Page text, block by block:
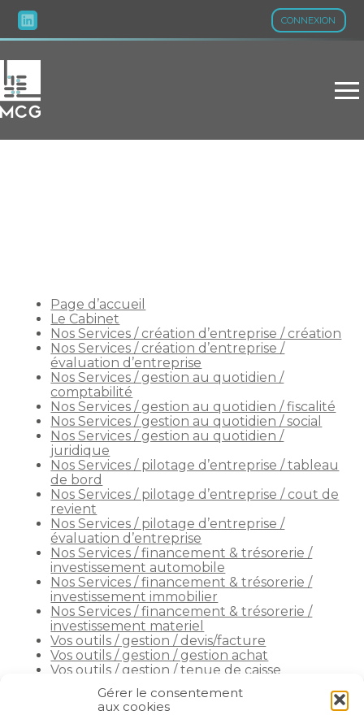
Gérer le consentement
aux cookies
CONNEXION
Aller
au
Page d’accueil
Le Cabinet
Nos Services / création d’entreprise / création
Nos Services / création d’entreprise /
évaluation d’entreprise
Nos Services / gestion au quotidien /
comptabilité
Nos Services / gestion au quotidien / fiscalité
Nos Services / gestion au quotidien / social
Nos Services / gestion au quotidien /
juridique
Nos Services / pilotage d’entreprise / tableau
de bord
Nos Services / pilotage d’entreprise / cout de
revient
Nos Services / pilotage d’entreprise /
évaluation d’entreprise
Nos Services / financement & trésorerie /
investissement automobile
Nos Services / financement & trésorerie /
investissement immobilier
Nos Services / financement & trésorerie /
investissement materiel
Vos outils / gestion / devis/facture
Vos outils / gestion / gestion achat
Vos outils / gestion / tenue de caisse
Vos outils / gestion / flux bancaires
Vos outils/ gestion / note de frais
Vos outils /paie en ligne